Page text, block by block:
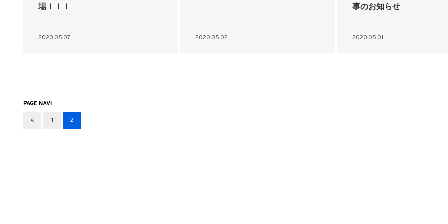
場！！！
2020.05.07 2020.05.02
事のお知らせ
2020.05.01
PAGE NAVI
« 1 2